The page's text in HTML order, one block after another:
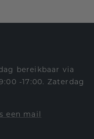
bereikbaar via
-17:00. Zaterdag
een mail